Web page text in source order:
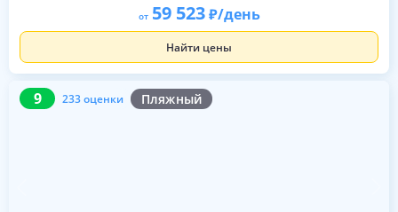
от 59 523 /день
Найти цены
9 233 оценки Пляжный
9 233 оценки